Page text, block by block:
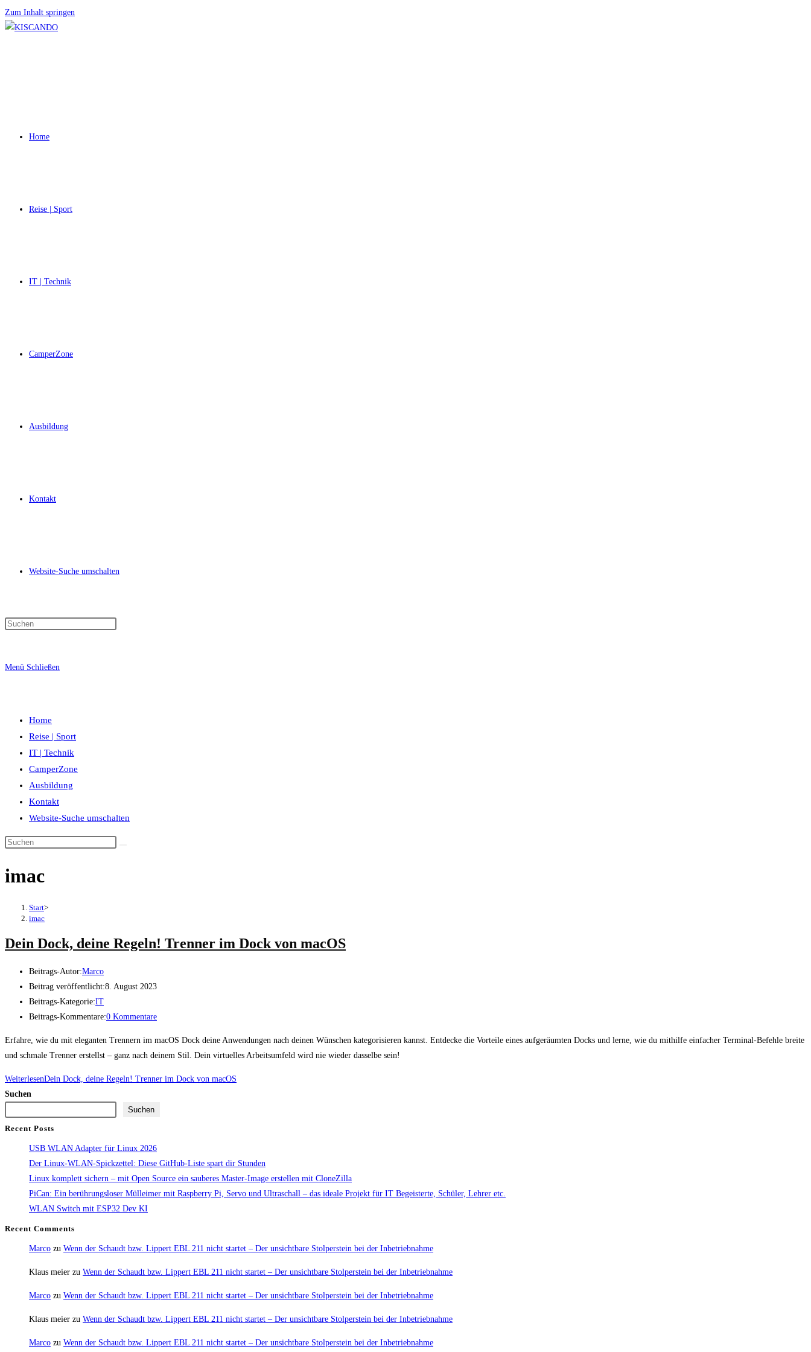
Zum Inhalt springen
Home
Reise | Sport
IT | Technik
CamperZone
Ausbildung
Kontakt
Website-Suche umschalten
Menü Schließen
Home
Reise | Sport
IT | Technik
CamperZone
Ausbildung
Kontakt
Website-Suche umschalten
imac
Start>
imac
Dein Dock, deine Regeln! Trenner im Dock von macOS
Beitrags-Autor:Marco
Beitrag veröffentlicht:8. August 2023
Beitrags-Kategorie:IT
Beitrags-Kommentare:0 Kommentare
Erfahre, wie du mit eleganten Trennern im macOS Dock deine Anwendungen nach deinen Wünschen kategorisieren kannst. Entdecke die Vorteile eines aufgeräumten Docks und lerne, wie du mithilfe einfacher Terminal-Befehle breite
und schmale Trenner erstellst – ganz nach deinem Stil. Dein virtuelles Arbeitsumfeld wird nie wieder dasselbe sein!
WeiterlesenDein Dock, deine Regeln! Trenner im Dock von macOS
Suchen
Suchen
Recent Posts
USB WLAN Adapter für Linux 2026
Der Linux-WLAN-Spickzettel: Diese GitHub-Liste spart dir Stunden
Linux komplett sichern – mit Open Source ein sauberes Master-Image erstellen mit CloneZilla
PiCan: Ein berührungsloser Mülleimer mit Raspberry Pi, Servo und Ultraschall – das ideale Projekt für IT Begeisterte, Schüler, Lehrer etc.
WLAN Switch mit ESP32 Dev KI
Recent Comments
Marco zu Wenn der Schaudt bzw. Lippert EBL 211 nicht startet – Der unsichtbare Stolperstein bei der Inbetriebnahme
Klaus meier zu Wenn der Schaudt bzw. Lippert EBL 211 nicht startet – Der unsichtbare Stolperstein bei der Inbetriebnahme
Marco zu Wenn der Schaudt bzw. Lippert EBL 211 nicht startet – Der unsichtbare Stolperstein bei der Inbetriebnahme
Klaus meier zu Wenn der Schaudt bzw. Lippert EBL 211 nicht startet – Der unsichtbare Stolperstein bei der Inbetriebnahme
Marco zu Wenn der Schaudt bzw. Lippert EBL 211 nicht startet – Der unsichtbare Stolperstein bei der Inbetriebnahme